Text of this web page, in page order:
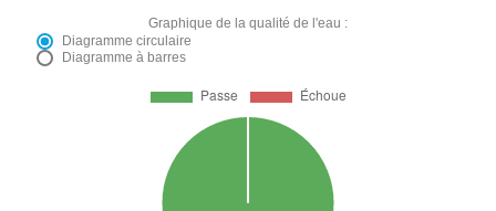
Graphique de la qualité de l'eau :
Diagramme circulaire
Diagramme à barres